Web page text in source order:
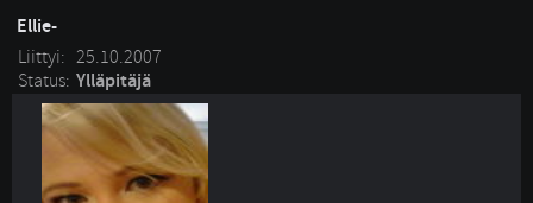
Ellie-
Liittyi: 25.10.2007
Status: Ylläpitäjä